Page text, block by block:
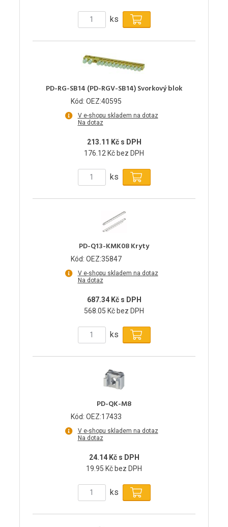
ks
PD-RG-SB14 (PD-RGV-SB14) Svorkový blok
Kód: OEZ:40595
V e-shopu skladem na dotaz
Na dotaz
213.11 Kč s DPH
176.12 Kč bez DPH
ks
PD-Q13-KMK08 Kryty
Kód: OEZ:35847
V e-shopu skladem na dotaz
Na dotaz
687.34 Kč s DPH
568.05 Kč bez DPH
ks
PD-QK-M8
Kód: OEZ:17433
V e-shopu skladem na dotaz
Na dotaz
24.14 Kč s DPH
19.95 Kč bez DPH
ks